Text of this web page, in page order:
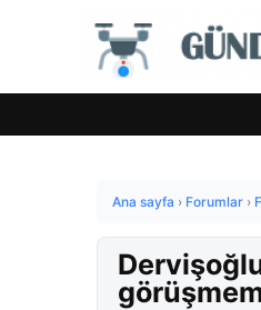
Ana sayfa › Forumlar ›